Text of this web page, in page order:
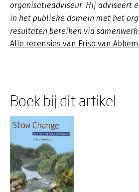
organisatieadviseur. Hij adviseert
in het publieke domein met het
resultaten bereiken via
Alle recensies van Friso van
Boek bij dit artikel